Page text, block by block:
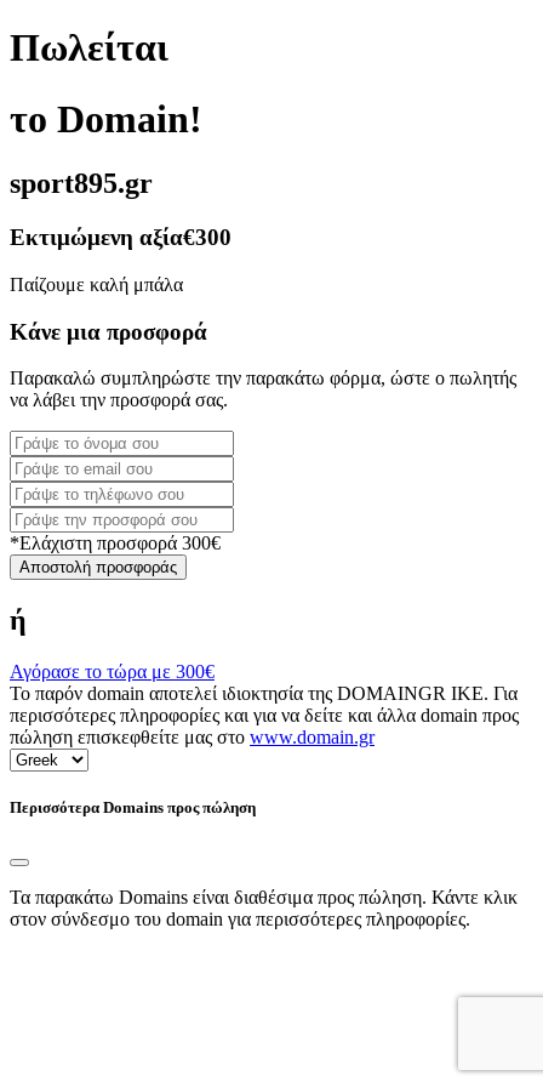
Πωλείται
το Domain!
sport895.gr
Εκτιμώμενη αξία€300
Παίζουμε καλή μπάλα
Κάνε μια προσφορά
Παρακαλώ συμπληρώστε την παρακάτω φόρμα, ώστε ο πωλητής
να λάβει την προσφορά σας.
*Ελάχιστη προσφορά 300€
Αποστολή προσφοράς
ή
Αγόρασε το τώρα με 300€
Το παρόν domain αποτελεί ιδιοκτησία της DOMAINGR ΙΚΕ. Για
περισσότερες πληροφορίες και για να δείτε και άλλα domain προς
πώληση επισκεφθείτε μας στο www.domain.gr
Περισσότερα Domains προς πώληση
Τα παρακάτω Domains είναι διαθέσιμα προς πώληση. Κάντε κλικ
στον σύνδεσμο του domain για περισσότερες πληροφορίες.